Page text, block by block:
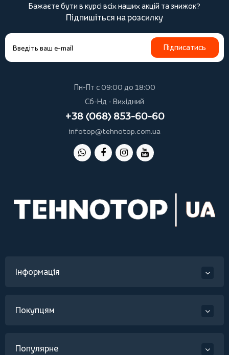
Бажаєте бути в курсі всіх наших акцій та знижок?
Підпишіться на розсилку
Підписатись
Пн-Пт с 09:00 до 18:00
Сб-Нд - Вихідний
+38 (068) 853-60-60
infotop@tehnotop.com.ua
Інформація
Покупцям
Популярне